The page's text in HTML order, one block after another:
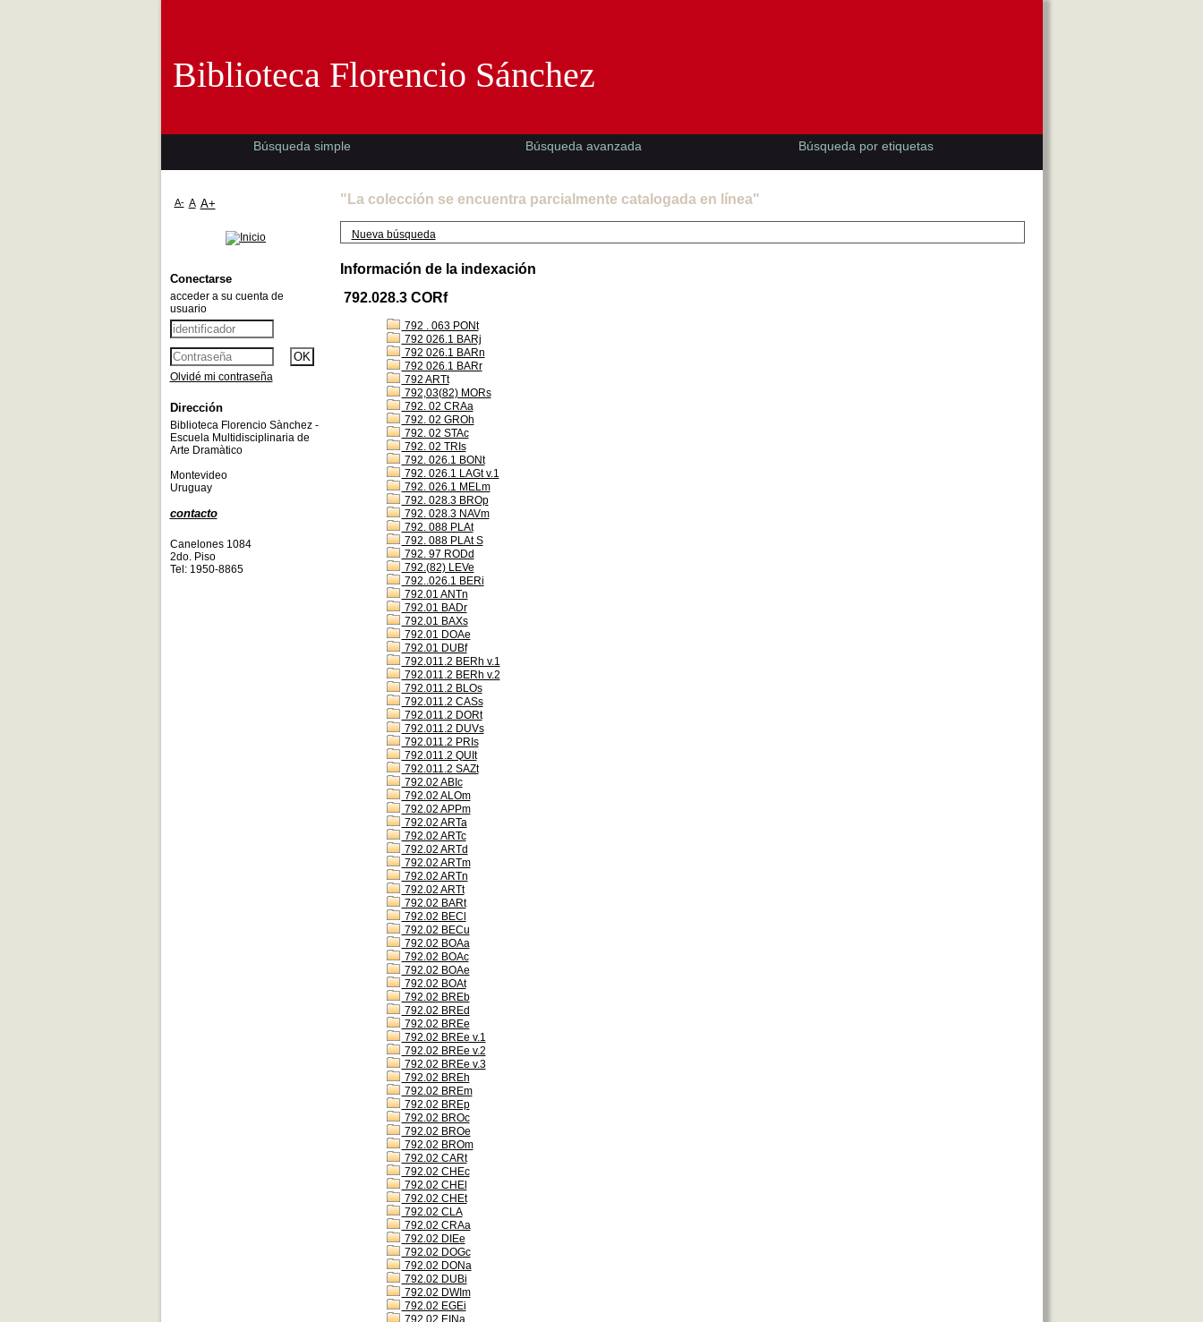
"La colección se encuentra parcialmente catalogada en línea"
Nueva búsqueda
Información de la indexación
792.028.3 CORf
792 . 063 PONt
792 026.1 BARj
792 026.1 BARn
792 026.1 BARr
792 ARTt
792,03(82) MORs
792. 02 CRAa
792. 02 GROh
792. 02 STAc
792. 02 TRIs
792. 026.1 BONt
792. 026.1 LAGt v.1
792. 026.1 MELm
792. 028.3 BROp
792. 028.3 NAVm
792. 088 PLAt
792. 088 PLAt S
792. 97 RODd
792.(82) LEVe
792..026.1 BERi
792.01 ANTn
792.01 BADr
792.01 BAXs
792.01 DOAe
792.01 DUBf
792.011.2 BERh v.1
792.011.2 BERh v.2
792.011.2 BLOs
792.011.2 CASs
792.011.2 DORt
792.011.2 DUVs
792.011.2 PRIs
792.011.2 QUIt
792.011.2 SAZt
792.02 ABIc
792.02 ALOm
792.02 APPm
792.02 ARTa
792.02 ARTc
792.02 ARTd
792.02 ARTm
792.02 ARTn
792.02 ARTt
792.02 BARt
792.02 BECl
792.02 BECu
792.02 BOAa
792.02 BOAc
792.02 BOAe
792.02 BOAt
792.02 BREb
792.02 BREd
792.02 BREe
792.02 BREe v.1
792.02 BREe v.2
792.02 BREe v.3
792.02 BREh
792.02 BREm
792.02 BREp
792.02 BROc
792.02 BROe
792.02 BROm
792.02 CARt
792.02 CHEc
792.02 CHEl
792.02 CHEt
792.02 CLA
792.02 CRAa
792.02 DIEe
792.02 DOGc
792.02 DONa
792.02 DUBi
792.02 DWIm
792.02 EGEi
792.02 EINa
Biblioteca Florencio Sánchez
Búsqueda simple Búsqueda avanzada Búsqueda por etiquetas
A- A A+
Conectarse
acceder a su cuenta de
usuario
Olvidé mi contraseña
Dirección
Biblioteca Florencio Sànchez -
Escuela Multidisciplinaria de
Arte Dramàtico
Montevideo
Uruguay
contacto
Canelones 1084
2do. Piso
Tel: 1950-8865